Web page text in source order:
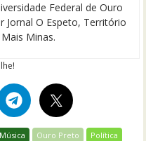
Federal de Ouro
Jornal O Espeto, Território
Minas.
Música Ouro Preto Política